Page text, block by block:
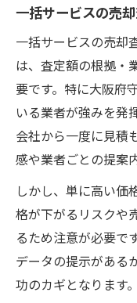
一括サービスの売
一括サービスの売却
は、査定額の根拠・
要です。特に大阪府
いる業者が強みを発
会社から一度に見積
感や業者ごとの提案
しかし、単に高い価
格が下がるリスクや
るため注意が必要で
データの提示がある
功のカギとなります。